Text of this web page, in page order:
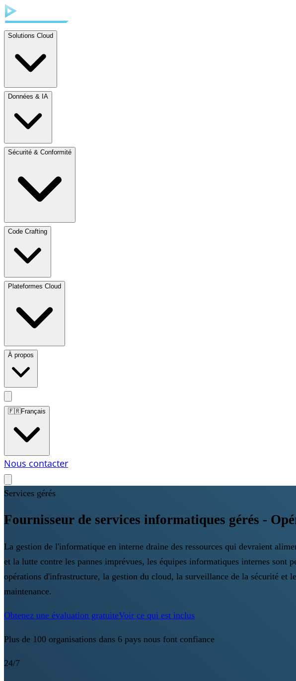
Solutions Cloud
Données & IA
Sécurité & Conformité
Code Crafting
Plateformes Cloud
À propos
🇫🇷Français
Nous contacter
Services gérés
Fournisseur de services informatiques gérés -
La gestion de l'informatique en interne draine des ressources qui devraient
et la lutte contre les pannes imprévues, les équipes informatiques internes sont
opérations d'infrastructure, la gestion du cloud, la surveillance de la sécurité et
maintenance.
Obtenez une évaluation gratuiteVoir ce qui est inclus
Plus de 100 organisations dans 6 pays nous font confiance
24/7